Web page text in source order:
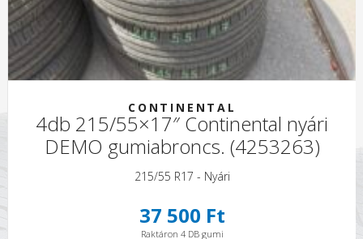
CONTINENTAL
4db 215/55×17″ Continental nyári
DEMO gumiabroncs. (4253263)
215/55 R17 - Nyári
37 500 Ft
Raktáron 4 DB gumi